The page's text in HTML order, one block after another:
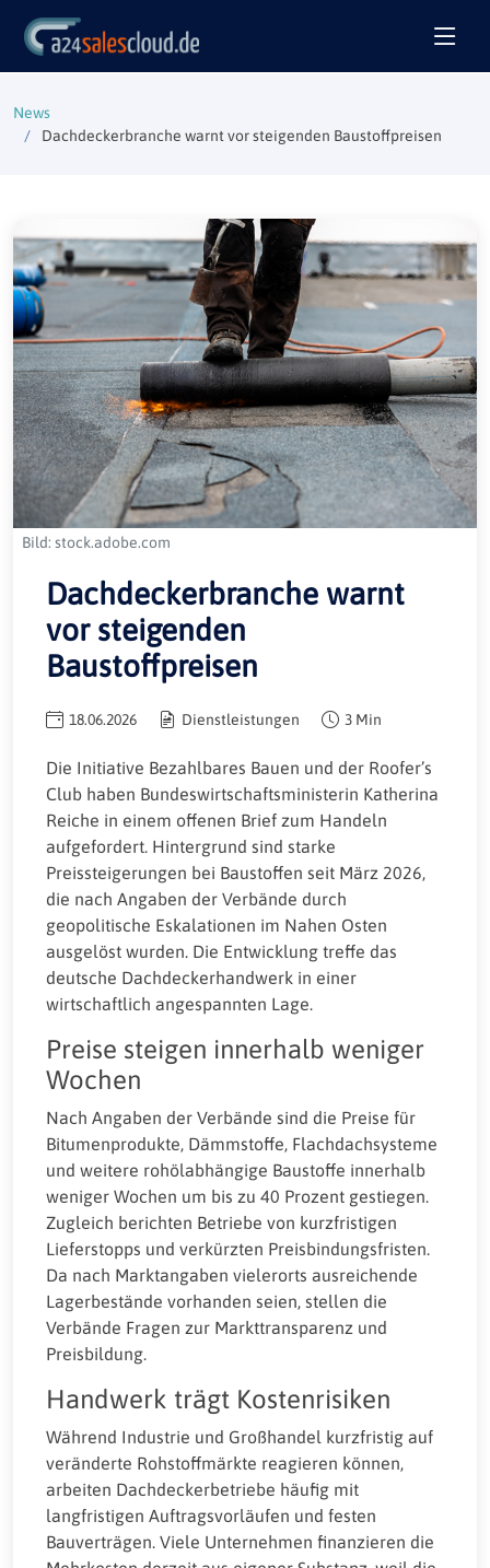
News
Dachdeckerbranche warnt vor steigenden Baustoffpreisen
Bild: stock.adobe.com
Dachdeckerbranche warnt
vor steigenden
Baustoffpreisen
18.06.2026 Dienstleistungen 3 Min
Die Initiative Bezahlbares Bauen und der Roofer’s
Club haben Bundeswirtschaftsministerin Katherina
Reiche in einem offenen Brief zum Handeln
aufgefordert. Hintergrund sind starke
Preissteigerungen bei Baustoffen seit März 2026,
die nach Angaben der Verbände durch
geopolitische Eskalationen im Nahen Osten
ausgelöst wurden. Die Entwicklung treffe das
deutsche Dachdeckerhandwerk in einer
wirtschaftlich angespannten Lage.
Preise steigen innerhalb weniger
Wochen
Nach Angaben der Verbände sind die Preise für
Bitumenprodukte, Dämmstoffe, Flachdachsysteme
und weitere rohölabhängige Baustoffe innerhalb
weniger Wochen um bis zu 40 Prozent gestiegen.
Zugleich berichten Betriebe von kurzfristigen
Lieferstopps und verkürzten Preisbindungsfristen.
Da nach Marktangaben vielerorts ausreichende
Lagerbestände vorhanden seien, stellen die
Verbände Fragen zur Markttransparenz und
Preisbildung.
Handwerk trägt Kostenrisiken
Während Industrie und Großhandel kurzfristig auf
veränderte Rohstoffmärkte reagieren können,
arbeiten Dachdeckerbetriebe häufig mit
langfristigen Auftragsvorläufen und festen
Bauverträgen. Viele Unternehmen finanzieren die